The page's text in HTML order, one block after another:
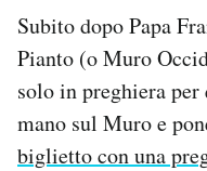
Esci
Subito dopo Papa
Pianto (o Muro
solo in preghiera
mano sul Muro e
biglietto con una